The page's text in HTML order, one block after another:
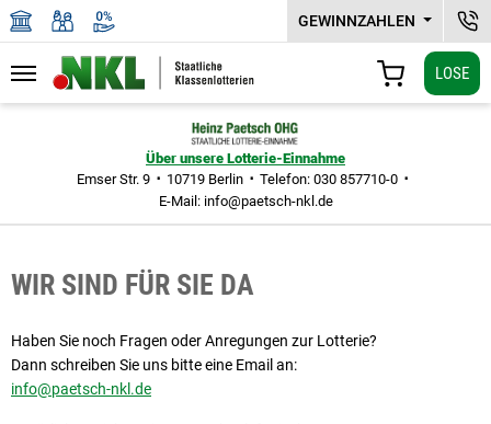
Über unsere Lotterie-Einnahme
Emser Str. 9
10719 Berlin
Telefon: 030 857710-0
E-Mail: info@paetsch-nkl.de
GEWINNZAHLEN
Navigation
LOSE
WIR SIND FÜR SIE DA
Haben Sie noch Fragen oder Anregungen zur Lotterie?
Dann schreiben Sie uns bitte eine Email an:
info@paetsch-nkl.de